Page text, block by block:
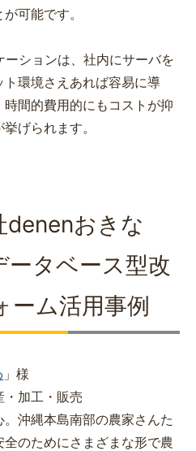
可能です。
ションは、社内にサーバを
環境さえあれば容易に導
間的費用的にもコストが抑
挙げられます。
denenおきな
タベース型改
ーム活用事例
」様
・加工・販売
沖縄本島南部の農家さんた
のためにさまざまな形で農